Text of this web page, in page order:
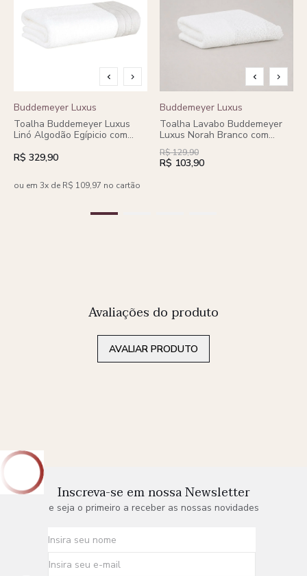
Buddemeyer Luxus
Toalha Buddemeyer Luxus
Linó Algodão Egípicio com
R$ 329,90
ou em 3x de R$ 109,97 no cartão
Buddemeyer Luxus
Toalha Lavabo Buddemeyer
Luxus Norah Branco com
renda Branco
R$ 129,90
R$ 103,90
Avaliações do produto
AVALIAR PRODUTO
Inscreva-se em nossa Newsletter
e seja o primeiro a receber as nossas novidades